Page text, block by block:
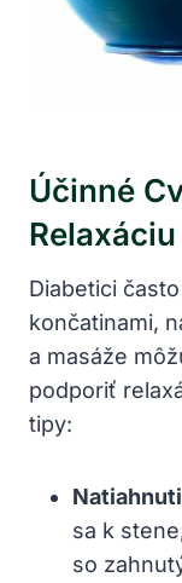
Účinné
Diabetici
končatinami,
a masáže
podporiť
tipy:
sa k
so